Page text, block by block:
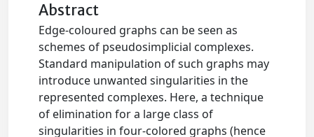
Abstract
Edge-coloured graphs can be seen as
schemes of pseudosimplicial complexes.
Standard manipulation of such graphs may
introduce unwanted singularities in the
represented complexes. Here, a technique
of elimination for a large class of
singularities in four-colored graphs (hence